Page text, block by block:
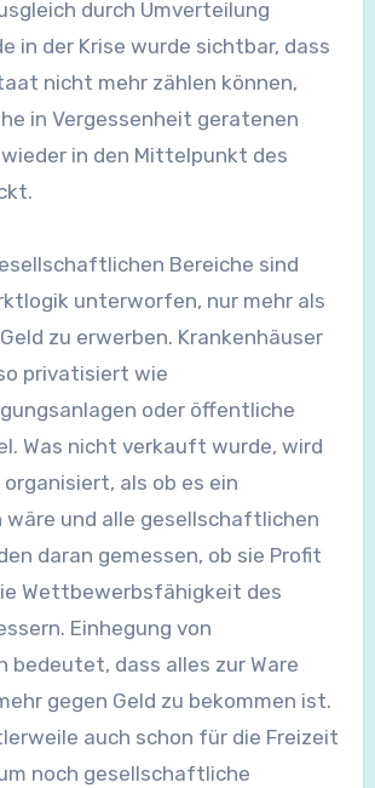
durch Umverteilung
in der Krise wurde sichtbar, dass
nicht mehr zählen können,
in Vergessenheit geratenen
in den Mittelpunkt des
Bereiche sind
unterworfen, nur mehr als
zu erwerben. Krankenhäuser
privatisiert wie
oder öffentliche
Was nicht verkauft wurde, wird
als ob es ein
wäre und alle gesellschaftlichen
daran gemessen, ob sie Profit
Wettbewerbsfähigkeit des
Einhegung von
bedeutet, dass alles zur Ware
gegen Geld zu bekommen ist.
auch schon für die Freizeit
noch gesellschaftliche